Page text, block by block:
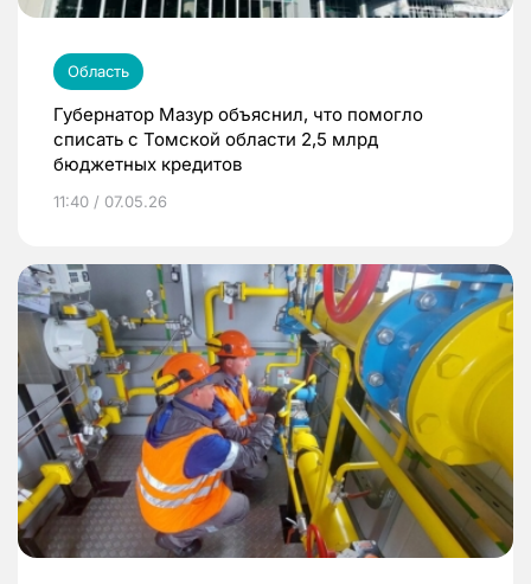
Область
Губернатор Мазур объяснил, что помогло
списать с Томской области 2,5 млрд
бюджетных кредитов
11:40 / 07.05.26